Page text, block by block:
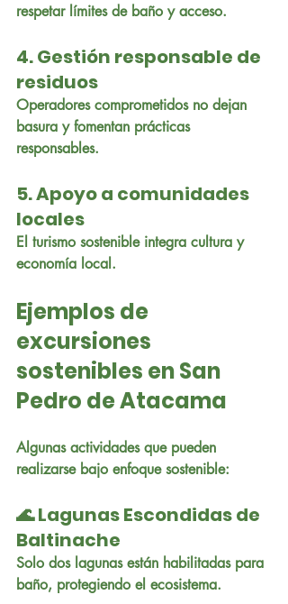
respetar límites de baño y acceso.
4. Gestión responsable de
residuos
Operadores comprometidos no dejan
basura y fomentan prácticas
responsables.
5. Apoyo a comunidades
locales
El turismo sostenible integra cultura y
economía local.
Ejemplos de
excursiones
sostenibles en San
Pedro de Atacama
Algunas actividades que pueden
realizarse bajo enfoque sostenible:
🌊 Lagunas Escondidas de
Baltinache
Solo dos lagunas están habilitadas para
baño, protegiendo el ecosistema.